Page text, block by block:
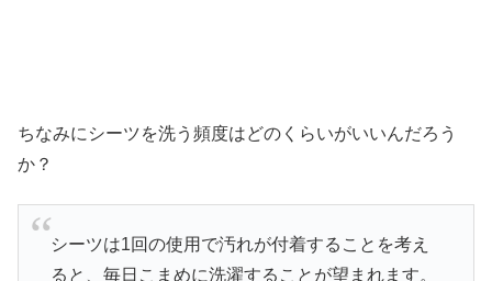
ちなみにシーツを洗う頻度はどのくらいがいいんだろう
か？
シーツは1回の使用で汚れが付着することを考え
ると、毎日こまめに洗濯することが望まれます。